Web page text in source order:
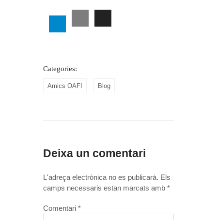
Categories:
Amics OAFI Blog
Deixa un comentari
L'adreça electrònica no es publicarà. Els
camps necessaris estan marcats amb *
Comentari *